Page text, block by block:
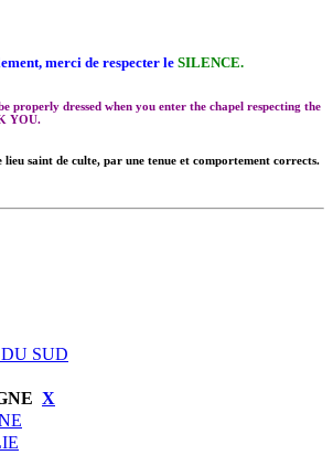
merci de respecter le SILENCE.
properly dressed when you enter the chapel respecting the
YOU.
lieu saint de culte, par une tenue et comportement corrects.
SUD
X